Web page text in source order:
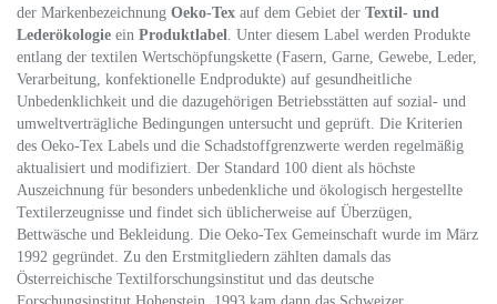
der Markenbezeichnung Oeko-Tex auf dem Gebiet der Textil- und
Lederökologie ein Produktlabel. Unter diesem Label werden Produkte
entlang der textilen Wertschöpfungskette (Fasern, Garne, Gewebe, Leder,
Verarbeitung, konfektionelle Endprodukte) auf gesundheitliche
Unbedenklichkeit und die dazugehörigen Betriebsstätten auf sozial- und
umweltverträgliche Bedingungen untersucht und geprüft. Die Kriterien
des Oeko-Tex Labels und die Schadstoffgrenzwerte werden regelmäßig
aktualisiert und modifiziert. Der Standard 100 dient als höchste
Auszeichnung für besonders unbedenkliche und ökologisch hergestellte
Textilerzeugnisse und findet sich üblicherweise auf Überzügen,
Bettwäsche und Bekleidung. Die Oeko-Tex Gemeinschaft wurde im März
1992 gegründet. Zu den Erstmitgliedern zählten damals das
Österreichische Textilforschungsinstitut und das deutsche